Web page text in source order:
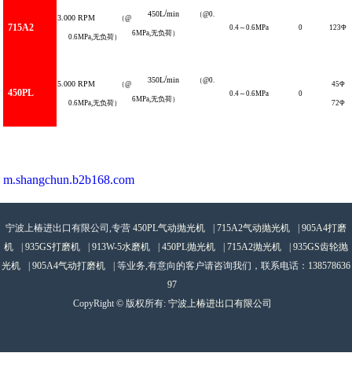
715A2
3.000RPM （@
0.6MPa,无负荷）
450L/min （@0.
6MPa,无负荷）
0.4～ 0.6MPa 0 123Φ
450PL
5.000RPM （@
0.6MPa,无负荷）
350L/min （@0.
6MPa,无负荷）
0.4～ 0.6MPa 0
45Φ
72Φ
m.shangchun.b2b168.com
宁波上椿进出口有限公司,专营 450PL气动抛光机 715A2气动抛光机
905A4打磨
机
935GS打磨机 913W-5水磨机 450PL抛光机 715A2抛光机
935GS齿轮抛
光机
905A4气动打磨机 | 等业务,有意向的客户请咨询我们，联系电话： 138578636
97
CopyRight © 版权所有: 宁波上椿进出口有限公司